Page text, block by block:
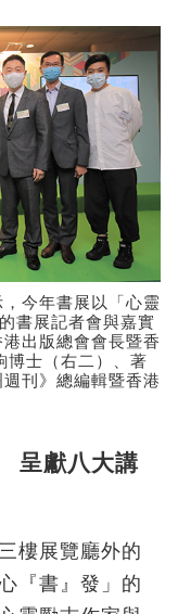
今年書展以「心靈
書展記者會與嘉實
出版總會會長暨香
博士（右二）、著
刊》總編輯暨香港
呈獻八大講
樓展覽廳外的
『書』發」的